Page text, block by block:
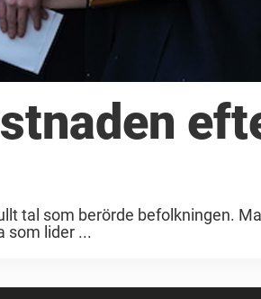
tal som berörde befolkningen.
som lider ...